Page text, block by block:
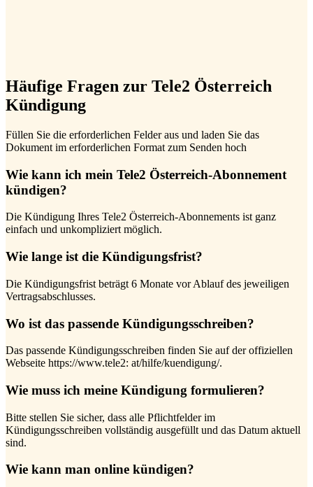
Häufige Fragen zur Tele2 Österreich
Kündigung
Füllen Sie die erforderlichen Felder aus und laden Sie das
Dokument im erforderlichen Format zum Senden hoch
Wie kann ich mein Tele2 Österreich-Abonnement
kündigen?
Die Kündigung Ihres Tele2 Österreich-Abonnements ist ganz
einfach und unkompliziert möglich.
Wie lange ist die Kündigungsfrist?
Die Kündigungsfrist beträgt 6 Monate vor Ablauf des jeweiligen
Vertragsabschlusses.
Wo ist das passende Kündigungsschreiben?
Das passende Kündigungsschreiben finden Sie auf der offiziellen
Webseite https://www.tele2: at/hilfe/kuendigung/.
Wie muss ich meine Kündigung formulieren?
Bitte stellen Sie sicher, dass alle Pflichtfelder im
Kündigungsschreiben vollständig ausgefüllt und das Datum aktuell
sind.
Wie kann man online kündigen?